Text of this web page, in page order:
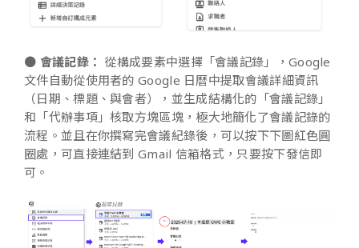
● 會議記錄： 從構成要素中選擇「會議記錄」，Google
文件自動從使用者的 Google 日曆中提取會議詳細資訊
（日期、標題、與會者），並生成結構化的「會議記錄」
和「代辦事項」核取方塊區塊，極大地簡化了會議記錄的
流程。並且在你撰寫完會議紀錄後，可以按下下圖紅色圓
圈處，可直接連結到 Gmail 信箱格式，只要按下發信即
可。